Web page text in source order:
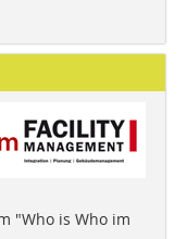
"Who is Who im